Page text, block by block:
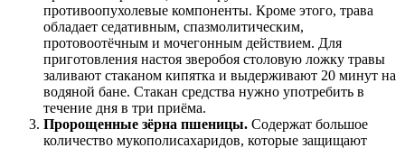
противоопухолевые компоненты. Кроме этого, трава
обладает седативным, спазмолитическим,
протовоотёчным и мочегонным действием. Для
приготовления настоя зверобоя столовую ложку травы
заливают стаканом кипятка и выдерживают 20 минут на
водяной бане. Стакан средства нужно употребить в
течение дня в три приёма.
Пророщенные зёрна пшеницы. Содержат большое
количество мукополисахаридов, которые защищают